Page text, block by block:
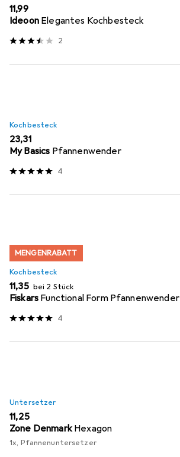
EUR
11,99
Ideoon Elegantes Kochbesteck
2
Kochbesteck
EUR
23,31
My Basics Pfannenwender
4
MENGENRABATT
Kochbesteck
EUR
11,35 bei 2 Stück
Fiskars Functional Form Pfannenwender
4
Untersetzer
EUR
11,25
Zone Denmark Hexagon
1x, Pfannenuntersetzer